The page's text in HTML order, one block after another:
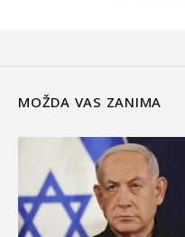
MOŽDA VAS ZANIMA